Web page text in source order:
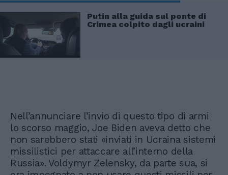
Putin alla guida sul ponte di
Crimea colpito dagli ucraini
Nell’annunciare l’invio di questo tipo di armi
lo scorso maggio, Joe Biden aveva detto che
non sarebbero stati «inviati in Ucraina sistemi
missilistici per attaccare all’interno della
Russia». Voldymyr Zelensky, da parte sua, si